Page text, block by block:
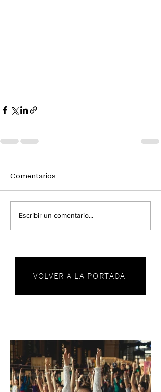
Comentarios
Escribir un comentario...
VOLVER A LA PORTADA